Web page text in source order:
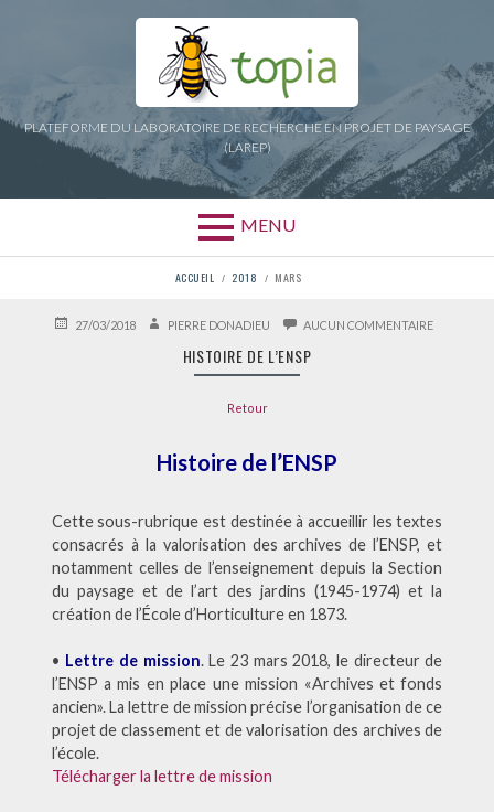
PLATEFORME DU LABORATOIRE DE RECHERCHE EN PROJET DE PAYSAGE
(LAREP)
MENU
D'ARIANE
ACCUEIL 2018 MARS
PUBLIÉ27/03/2018 AUTEURPIERRE DONADIEU AUCUN COMMENTAIRESUR
HISTOIRE DE L’ENSP
Retour
Histoire de l’ENSP
Cette sous-rubrique est destinée à accueillir les textes
consacrés à la valorisation des archives de l’ENSP, et
notamment celles de l’enseignement depuis la Section
du paysage et de l’art des jardins (1945-1974) et la
création de l’École d’Horticulture en 1873.
• Lettre de mission. Le 23 mars 2018, le directeur de
l’ENSP a mis en place une mission «Archives et fonds
ancien». La lettre de mission précise l’organisation de ce
projet de classement et de valorisation des archives de
l’école.
Télécharger la lettre de mission